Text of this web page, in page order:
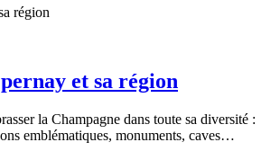
et sa région
la Champagne dans toute sa diversité :
emblématiques, monuments, caves…